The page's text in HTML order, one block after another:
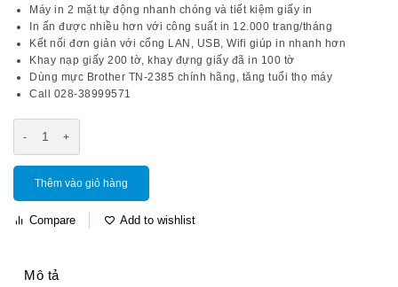
Máy in 2 mặt tự động nhanh chóng và tiết kiệm giấy in
In ấn được nhiều hơn với công suất in 12.000 trang/tháng
Kết nối đơn giản với cổng LAN, USB, Wifi giúp in nhanh hơn
Khay nạp giấy 200 tờ, khay đựng giấy đã in 100 tờ
Dùng mực Brother TN-2385 chính hãng, tăng tuổi thọ máy
Call 028-38999571
Thêm vào giỏ hàng
Compare Add to wishlist
Mô tả